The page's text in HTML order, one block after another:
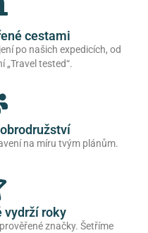
cestami
po našich expedicích, od
„Travel tested“.
na míru tvým plánům.
vydrží roky
značky. Šetříme